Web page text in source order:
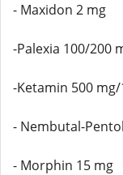
- Maxidon 2 mg
-Palexia 100/200
-Ketamin 500
- Nembutal-
- Morphin 15 mg